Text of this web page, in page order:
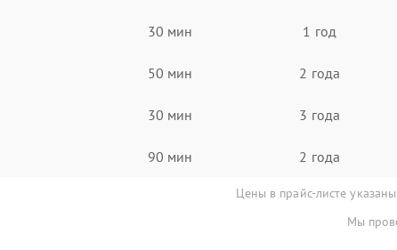
30 мин 1 год
50 мин 2 года
30 мин 3 года
90 мин 2 года
Цены в прайс-листе
Мы